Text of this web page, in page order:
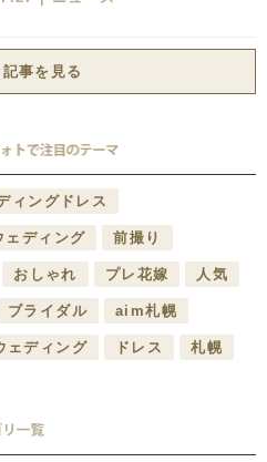
事を見る
ィングドレス
ェディング 前撮り
おしゃれ プレ花嫁 人気
ブライダル aim札幌
ェディング ドレス 札幌